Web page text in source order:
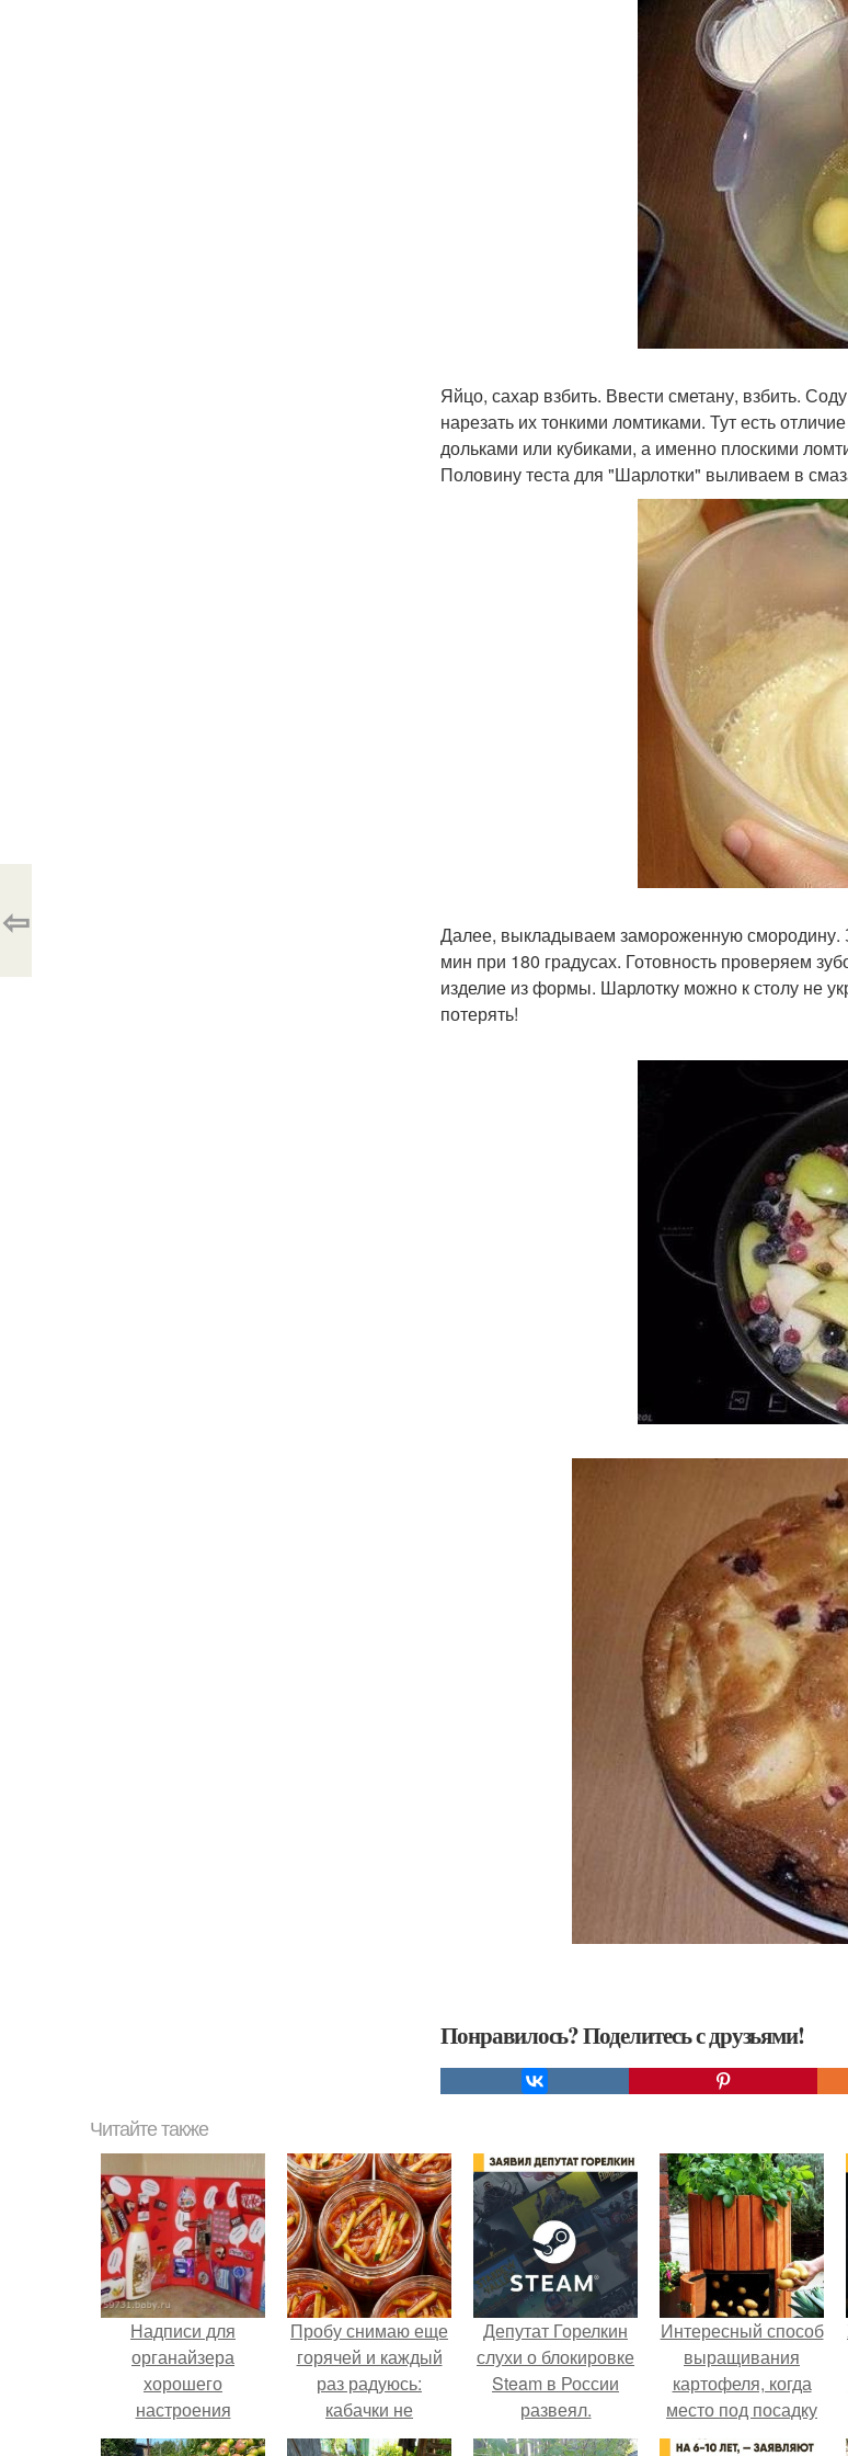
Яйцо, сахар взбить. Ввести сметану, взбить.
нарезать их тонкими ломтиками. Тут есть
дольками или кубиками, а именно плоскими
Половину теста для "Шарлотки" выливаем в
Далее, выкладываем замороженную смородину.
мин при 180 градусах. Готовность проверяем
изделие из формы. Шарлотку можно к столу не
потерять!
Понравилось? Поделитесь с друзьями!
⇦
Читайте также
Надписи для
органайзера
хорошего
настроения
распечатать. Идеи
Пробу снимаю еще
горячей и каждый
раз радуюсь:
кабачки не
развариваются, а
Депутат Горелкин
слухи о блокировке
Steam в России
развеял.
Интересный способ
выращивания
картофеля, когда
место под посадку
ограничено.